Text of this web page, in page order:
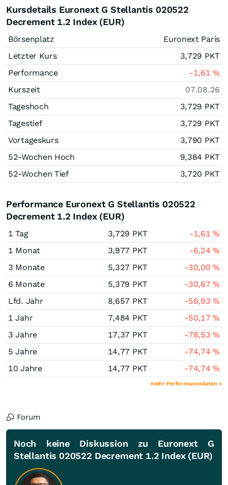
Kursdetails Euronext G Stellantis 020522
Decrement 1.2 Index (EUR)
Börsenplatz
Euronext Paris
Letzter Kurs
3,729 PKT
Performance
-1,61%
Kurszeit
07.08.26
Tageshoch
3,729 PKT
Tagestief
3,729 PKT
Vortageskurs
3,790 PKT
52-Wochen Hoch
9,384 PKT
52-Wochen Tief
3,720 PKT
Performance Euronext G Stellantis 020522
Decrement 1.2 Index (EUR)
1 Tag 3,729 PKT -1,61%
1 Monat
3,977 PKT -6,24%
3 Monate
5,327 PKT -30,00%
6 Monate
5,379 PKT -30,67%
Lfd. Jahr
8,657 PKT -56,93%
1 Jahr
7,484 PKT -50,17%
3 Jahre
17,37 PKT -78,53%
5 Jahre
14,77 PKT -74,74%
10 Jahre
14,77 PKT -74,74%
mehr Performancedaten »
Forum
Noch keine Diskussion zu Euronext G
Stellantis 020522 Decrement 1.2 Index (EUR)